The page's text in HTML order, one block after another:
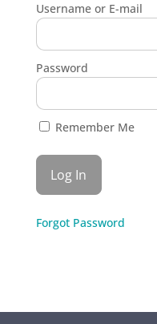
Username or E-mail
Password
Remember Me
Forgot Password